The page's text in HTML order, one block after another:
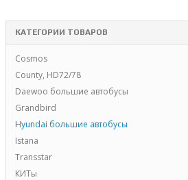
КАТЕГОРИИ ТОВАРОВ
Cosmos
County, HD72/78
Daewoo большие автобусы
Grandbird
Hyundai большие автобусы
Istana
Transstar
КИТы